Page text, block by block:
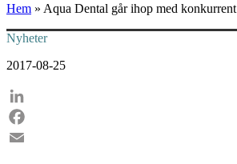
Hem » Aqua Dental går ihop med konkurrent
Nyheter
2017-08-25
LinkedIn
Facebook